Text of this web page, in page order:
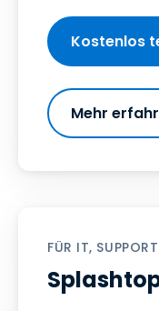
Kostenlos
Mehr
FÜR IT,